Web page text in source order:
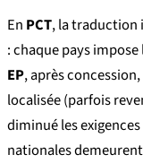
En PCT, la traduction
: chaque pays
EP, après
localisée (parfois
diminué les
nationales